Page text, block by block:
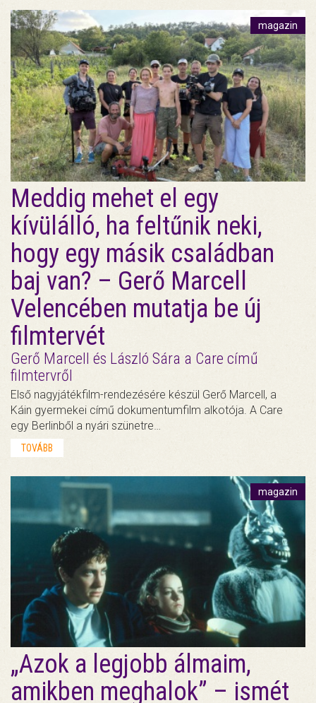
magazin
Meddig mehet el egy
kívülálló, ha feltűnik neki,
hogy egy másik családban
baj van? – Gerő Marcell
Velencében mutatja be új
filmtervét
Gerő Marcell és László Sára a Care című
filmtervről
Első nagyjátékfilm-rendezésére készül Gerő Marcell, a
Káin gyermekei című dokumentumfilm alkotója. A Care
egy Berlinből a nyári szünetre…
TOVÁBB
magazin
„Azok a legjobb álmaim,
amikben meghalok” – ismét